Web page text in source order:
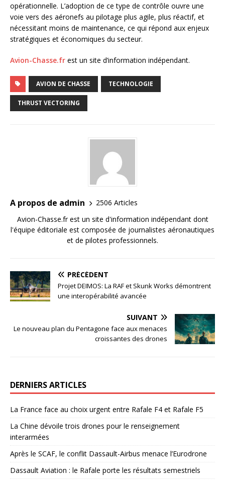
opérationnelle. L’adoption de ce type de contrôle ouvre une
voie vers des aéronefs au pilotage plus agile, plus réactif, et
nécessitant moins de maintenance, ce qui répond aux enjeux
stratégiques et économiques du secteur.
Avion-Chasse.fr est un site d’information indépendant.
AVION DE CHASSE TECHNOLOGIE
THRUST VECTORING
A propos de admin
2506 Articles
Avion-Chasse.fr est un site d'information indépendant dont
l'équipe éditoriale est composée de journalistes aéronautiques
et de pilotes professionnels.
PRÉCÉDENT
Projet DEIMOS: La RAF et Skunk Works démontrent
une interopérabilité avancée
SUIVANT
Le nouveau plan du Pentagone face aux menaces
croissantes des drones
DERNIERS ARTICLES
La France face au choix urgent entre Rafale F4 et Rafale F5
La Chine dévoile trois drones pour le renseignement
interarmées
Après le SCAF, le conflit Dassault-Airbus menace l’Eurodrone
Dassault Aviation : le Rafale porte les résultats semestriels